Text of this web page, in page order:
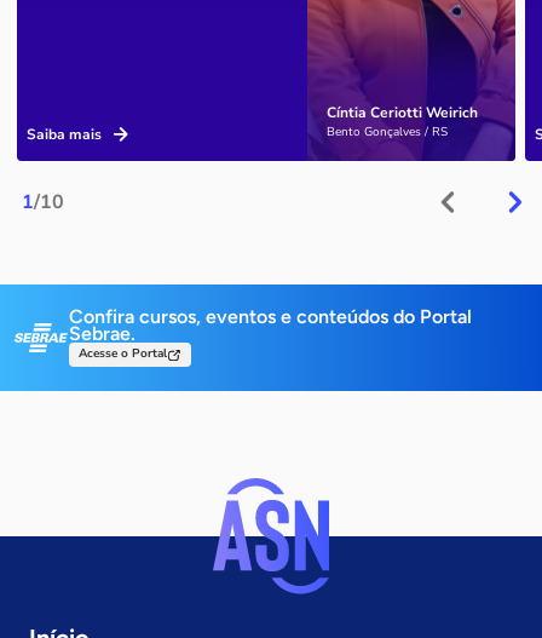
1/10
Cíntia Ceriotti Weirich
Bento Gonçalves / RS
Saiba mais
Confira cursos, eventos e conteúdos do Portal
Sebrae.
Acesse o Portal